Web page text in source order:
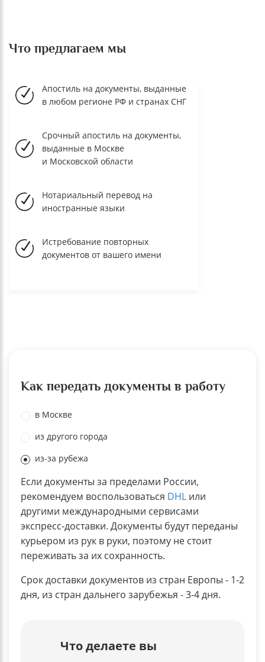
Что предлагаем мы
Апостиль на документы, выданные
в любом регионе РФ и странах СНГ
Срочный апостиль на документы,
выданные в Москве
и Московской области
Нотариальный перевод на
иностранные языки
Истребование повторных
документов от вашего имени
Как передать документы в работу
в Москве
из другого города
из-за рубежа
Если документы за пределами России,
рекомендуем воспользоваться DHL или
другими международными сервисами
экспресс-доставки. Документы будут переданы
курьером из рук в руки, поэтому не стоит
переживать за их сохранность.
Срок доставки документов из стран Европы - 1-2
дня, из стран дальнего зарубежья - 3-4 дня.
Что делаете вы